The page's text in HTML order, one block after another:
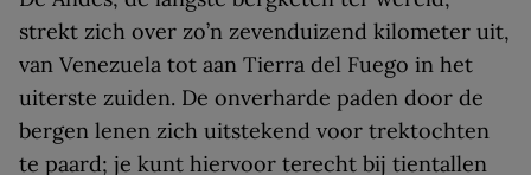
strekt zich over zo’n zevenduizend kilometer uit,
van Venezuela tot aan Tierra del Fuego in het
uiterste zuiden. De onverharde paden door de
bergen lenen zich uitstekend voor trektochten
te paard; je kunt hiervoor terecht bij tientallen